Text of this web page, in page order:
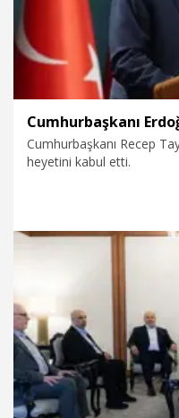
Cumhurbaşkanı Recep
heyetini kabul etti.